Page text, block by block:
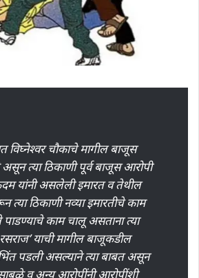
विघ्नेश्वर चौकाचे मागील बाजूस
असून त्या ठिकाणी पूर्व बाजूस आरोपी
यांनी असलेली इमारत व तेथील
त्या ठिकाणी नव्या इमारतीचे काम
काम चालू असताना त्या
याची मागील बाजूकडील
पडली असल्याने त्या बाबत असून
साबळे व अन्य आरोपींनी आरोपींशी